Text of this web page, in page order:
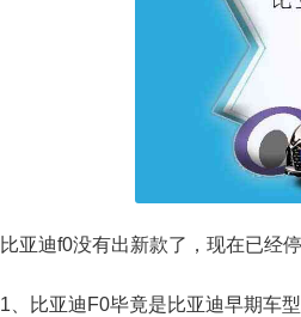
比亚迪f0没有出新款了，现在已经停
1、比亚迪F0毕竟是比亚迪早期车